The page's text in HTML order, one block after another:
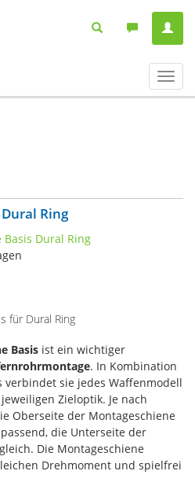
ein-/
Ring
für Dural Ring
Basis ist ein wichtiger
. In Kombination
verbindet sie jedes Waffenmodell
Zieloptik. Je nach
Oberseite der Montageschiene
die Unterseite der
Die Montageschiene
Drehmoment und spielfrei